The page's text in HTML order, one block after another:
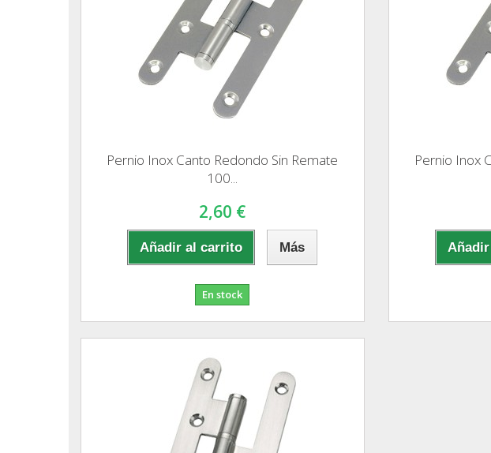
Pernio Inox Canto Redondo Sin Remate
100...
2,60 €
Añadir al carrito Más
En stock
Pernio Inox